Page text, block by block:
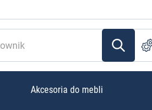
Akcesoria do mebli